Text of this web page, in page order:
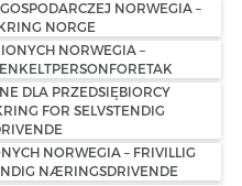
NORWEGIA –
NORGE
NORWEGIA –
DLA PRZEDSIĘBIORCY
FOR SELVSTENDIG
NORWEGIA – FRIVILLIG
NÆRINGSDRIVENDE